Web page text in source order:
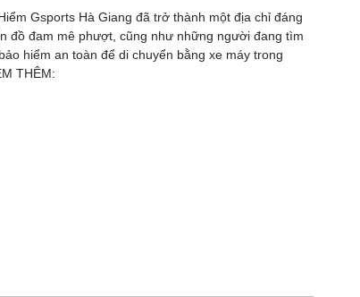
Gsports Hà Giang đã trở thành một địa chỉ đáng
đồ đam mê phượt, cũng như những người đang tìm
hiểm an toàn để di chuyển bằng xe máy trong
THÊM: